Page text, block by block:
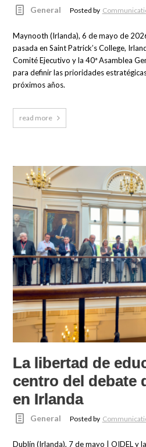
General Posted by
Maynooth (Irlanda), 6 de mayo de
pasada en Saint Patrick’s College,
Comité Ejecutivo y la 40ª Asamblea
para definir las prioridades
próximos años.
read more
La libertad de
centro del debate
en Irlanda
General Posted by
Dublín (Irlanda), 7 de mayo | OIDEL y